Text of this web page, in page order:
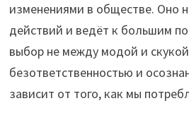
изменениями в обществе. Оно
действий и ведёт к большим
выбор не между модой и
безответственностью и
зависит от того, как мы